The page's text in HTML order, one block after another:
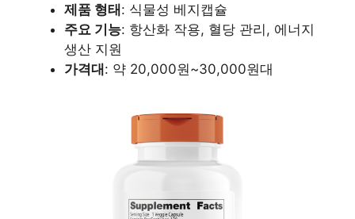
제품 형태: 식물성 베지캡슐
주요 기능: 항산화 작용, 혈당 관리, 에너지
생산 지원
가격대: 약 20,000원~30,000원대